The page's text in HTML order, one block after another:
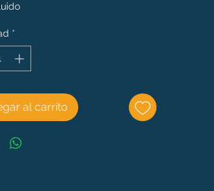
*
al carrito